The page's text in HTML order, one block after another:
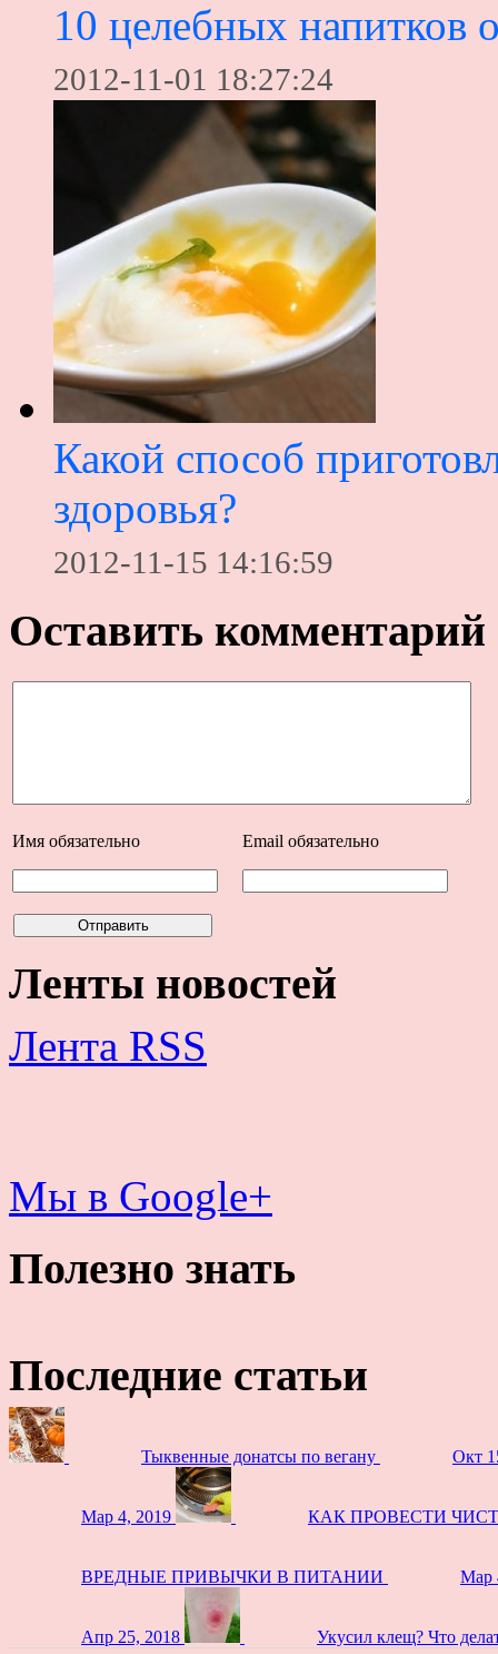
10 целебных напитков
2012-11-01 18:27:24
Какой способ
здоровья?
2012-11-15 14:16:59
Оставить комментарий
Имя обязательно Email обязательно
Ленты новостей
Лента RSS
Мы в Google+
Полезно знать
Последние статьи
Тыквенные донатсы по вегану Окт
Мар 4, 2019 КАК ПРОВЕСТИ
ВРЕДНЫЕ ПРИВЫЧКИ В ПИТАНИИ Мар
Апр 25, 2018 Укусил клещ? Что